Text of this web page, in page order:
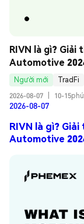
RIVN là gì?
Automotive
Người mới
TradFi
2026-08-07
10-
2026-08-07
RIVN là gì?
Automotive